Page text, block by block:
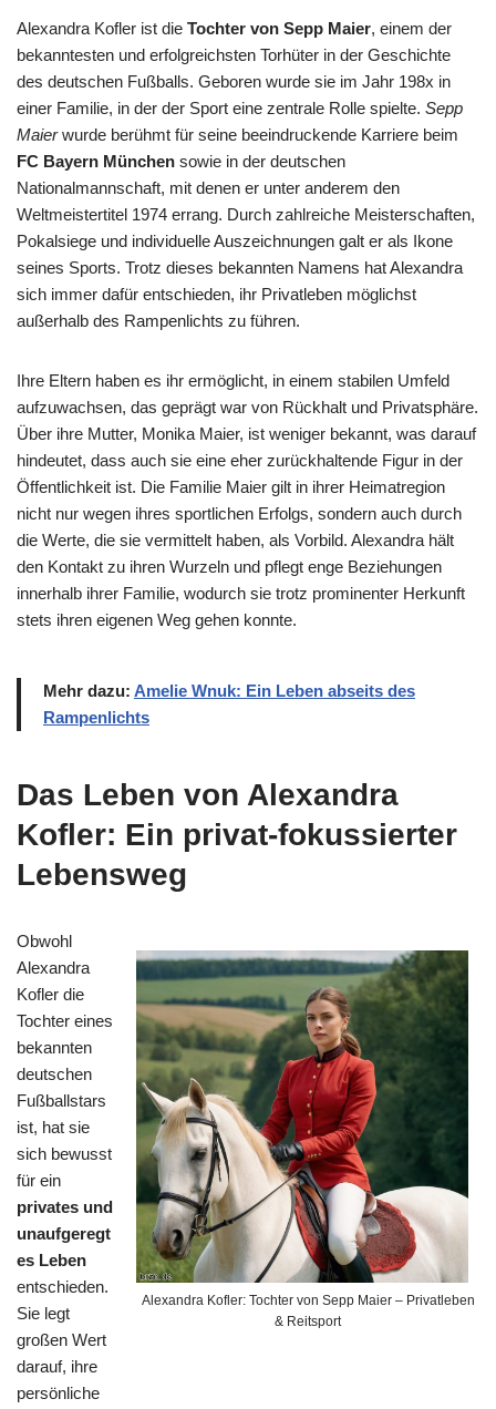
Alexandra Kofler ist die Tochter von Sepp Maier, einem der
bekanntesten und erfolgreichsten Torhüter in der Geschichte
des deutschen Fußballs. Geboren wurde sie im Jahr 198x in
einer Familie, in der der Sport eine zentrale Rolle spielte. Sepp
Maierwurde berühmt für seine beeindruckende Karriere beim
FC Bayern München sowie in der deutschen
Nationalmannschaft, mit denen er unter anderem den
Weltmeistertitel 1974 errang. Durch zahlreiche Meisterschaften,
Pokalsiege und individuelle Auszeichnungen galt er als Ikone
seines Sports. Trotz dieses bekannten Namens hat Alexandra
sich immer dafür entschieden, ihr Privatleben möglichst
außerhalb des Rampenlichts zu führen.
Ihre Eltern haben es ihr ermöglicht, in einem stabilen Umfeld
aufzuwachsen, das geprägt war von Rückhalt und Privatsphäre.
Über ihre Mutter, Monika Maier, ist weniger bekannt, was darauf
hindeutet, dass auch sie eine eher zurückhaltende Figur in der
Öffentlichkeit ist. Die Familie Maier gilt in ihrer Heimatregion
nicht nur wegen ihres sportlichen Erfolgs, sondern auch durch
die Werte, die sie vermittelt haben, als Vorbild. Alexandra hält
den Kontakt zu ihren Wurzeln und pflegt enge Beziehungen
innerhalb ihrer Familie, wodurch sie trotz prominenter Herkunft
stets ihren eigenen Weg gehen konnte.
Mehr dazu: Amelie Wnuk: Ein Leben abseits des
Rampenlichts
Das Leben von Alexandra
Kofler: Ein privat-fokussierter
Lebensweg
Alexandra Kofler: Tochter von Sepp Maier – Privatleben
& Reitsport
Obwohl
Alexandra
Kofler die
Tochter eines
bekannten
deutschen
Fußballstars
ist, hat sie
sich bewusst
für ein
privates und
unaufgeregt
es Leben
entschieden.
Sie legt
großen Wert
darauf, ihre
persönliche